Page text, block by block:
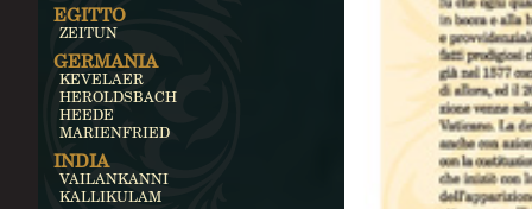
EGITTO
ZEITUN
GERMANIA
KEVELAER
HEROLDSBACH
HEEDE
MARIENFRIED
INDIA
VAILANKANNI
KALLIKULAM